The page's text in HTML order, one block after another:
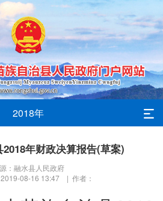
2018年
年财政决算报告(草案)
：融水县人民政府
2019-08-16 13:47 | 作者：